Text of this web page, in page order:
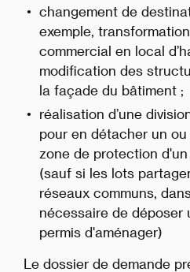
changement de
exemple,
commercial en local
modification des
la façade du bâtiment ;
réalisation d’une
pour en détacher un
zone de protection
(sauf si les lots
réseaux communs,
nécessaire de déposer
permis d'aménager)
Le dossier de demande